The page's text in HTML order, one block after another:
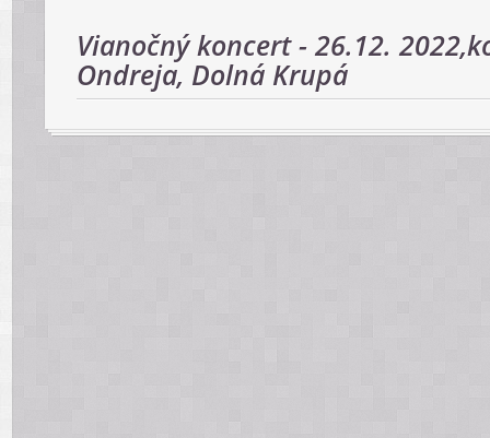
Vianočný koncert - 26.12.
Ondreja, Dolná Krupá